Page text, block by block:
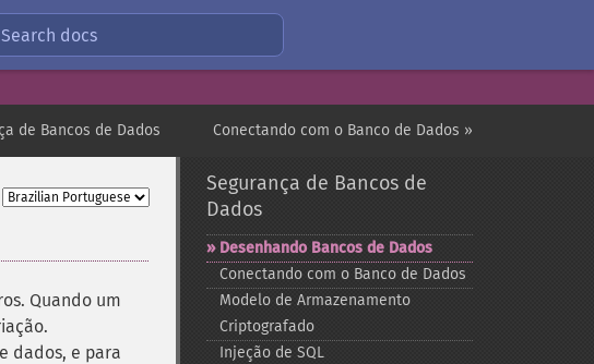
Search docs
Conectando com o Banco de Dados »
de Bancos de Dados
Quando um
dados, e para
Segurança de Bancos de
Dados
Desenhando Bancos de Dados
Conectando com o Banco de Dados
Modelo de Armazenamento
Criptografado
Injeção de SQL